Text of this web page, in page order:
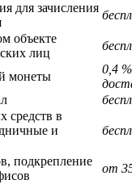
для зачисления
объекте
лиц
монеты
0,4
средств в
и
подкрепление
от